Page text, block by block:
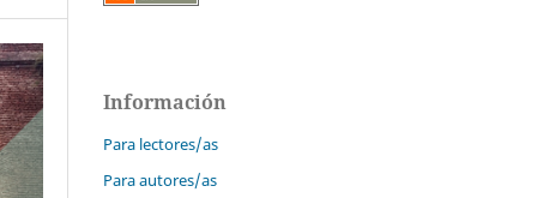
Información
Para lectores/as
Para autores/as